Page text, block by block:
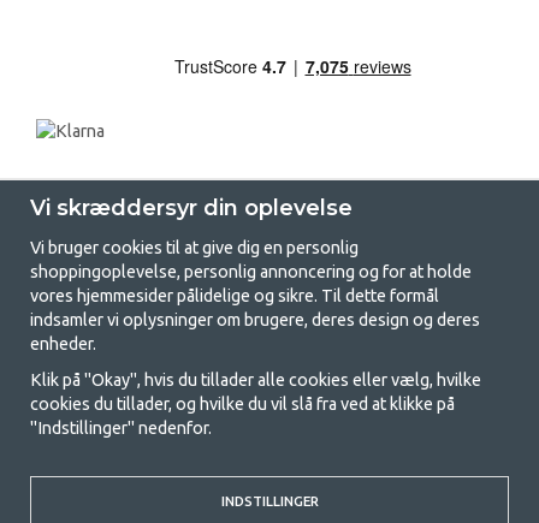
GetCamping.dk - Din butik for
camping og friluftsliv
Camping kan enten være en livsstil eller en måde at samle familien på til
et fælles eventyr. Uanset hvilken kategori du tilhører, finder du alt, du
til at campere, så vi tilbyder rigtig gode priser på familietelte,
campingvogns-telte og alt andet udstyr til camping og friluftsliv. Vores
Vi skræddersyr din oplevelse
Vi bruger cookies til at give dig en personlig
shoppingoplevelse, personlig annoncering og for at holde
vores hjemmesider pålidelige og sikre. Til dette formål
indsamler vi oplysninger om brugere, deres design og deres
enheder.
Klik på "Okay", hvis du tillader alle cookies eller vælg, hvilke
cookies du tillader, og hvilke du vil slå fra ved at klikke på
"Indstillinger" nedenfor.
INDSTILLINGER